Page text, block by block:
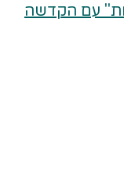
עם הקדשה